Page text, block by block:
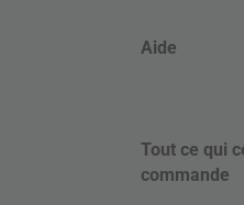
Aide
Tout ce qui
commande